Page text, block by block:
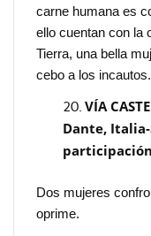
carne humana es
ello cuentan con la
Tierra, una bella
cebo a los incautos.
VÍA
Dante,
Dos mujeres
oprime.